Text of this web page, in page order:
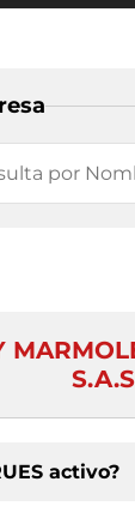
activo?